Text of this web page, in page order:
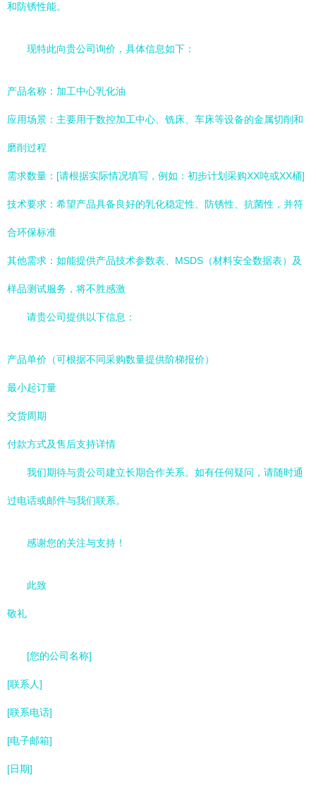
和防锈性能。
现特此向贵公司询价，具体信息如下：
产品名称：加工中心乳化油
应用场景：主要用于数控加工中心、铣床、车床等设备的金属切削和
磨削过程
需求数量：[请根据实际情况填写，例如：初步计划采购XX吨或XX桶]
技术要求：希望产品具备良好的乳化稳定性、防锈性、抗菌性，并符
合环保标准
其他需求：如能提供产品技术参数表、MSDS（材料安全数据表）及
样品测试服务，将不胜感激
请贵公司提供以下信息：
产品单价（可根据不同采购数量提供阶梯报价）
最小起订量
交货周期
付款方式及售后支持详情
我们期待与贵公司建立长期合作关系。如有任何疑问，请随时通
过电话或邮件与我们联系。
感谢您的关注与支持！
此致
敬礼
[您的公司名称]
[联系人]
[联系电话]
[电子邮箱]
[日期]